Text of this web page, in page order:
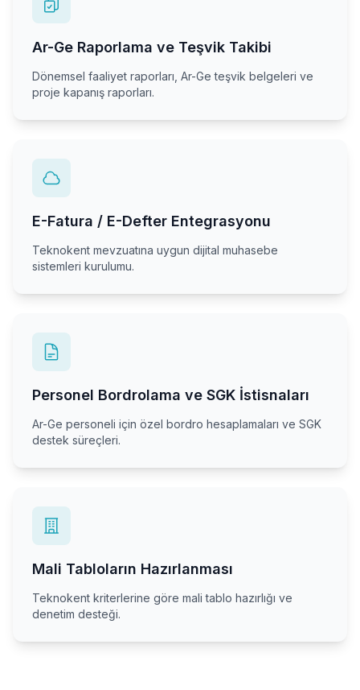
Ar-Ge Raporlama ve Teşvik Takibi
Dönemsel faaliyet raporları, Ar-Ge teşvik belgeleri ve
proje kapanış raporları.
E-Fatura / E-Defter Entegrasyonu
Teknokent mevzuatına uygun dijital muhasebe
sistemleri kurulumu.
Personel Bordrolama ve SGK İstisnaları
Ar-Ge personeli için özel bordro hesaplamaları ve SGK
destek süreçleri.
Mali Tabloların Hazırlanması
Teknokent kriterlerine göre mali tablo hazırlığı ve
denetim desteği.